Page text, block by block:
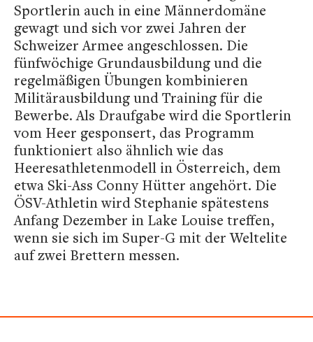
Sportlerin auch in eine Männerdomäne
gewagt und sich vor zwei Jahren der
Schweizer Armee angeschlossen. Die
fünfwöchige Grundausbildung und die
regelmäßigen Übungen kombinieren
Militärausbildung und Training für die
Bewerbe. Als Draufgabe wird die Sportlerin
vom Heer gesponsert, das Programm
funktioniert also ähnlich wie das
Heeresathletenmodell in Österreich, dem
etwa Ski-Ass Conny Hütter angehört. Die
ÖSV-Athletin wird Stephanie spätestens
Anfang Dezember in Lake Louise treffen,
wenn sie sich im Super-G mit der Weltelite
auf zwei Brettern messen.